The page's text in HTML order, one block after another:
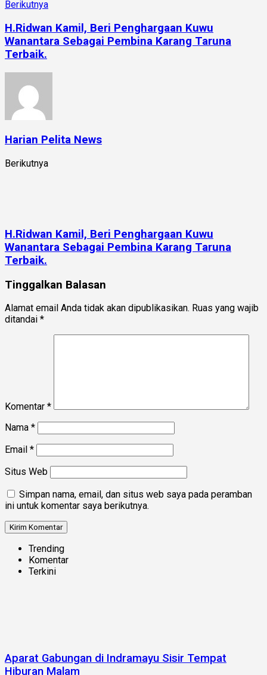
Berikutnya
H.Ridwan Kamil, Beri Penghargaan Kuwu
Wanantara Sebagai Pembina Karang Taruna
Terbaik.
Harian Pelita News
Berikutnya
H.Ridwan Kamil, Beri Penghargaan Kuwu
Wanantara Sebagai Pembina Karang Taruna
Terbaik.
Tinggalkan Balasan
Alamat email Anda tidak akan dipublikasikan. Ruas yang wajib
ditandai *
Komentar *
Nama *
Email *
Situs Web
Simpan nama, email, dan situs web saya pada peramban
ini untuk komentar saya berikutnya.
Trending
Komentar
Terkini
Aparat Gabungan di Indramayu Sisir Tempat
Hiburan Malam